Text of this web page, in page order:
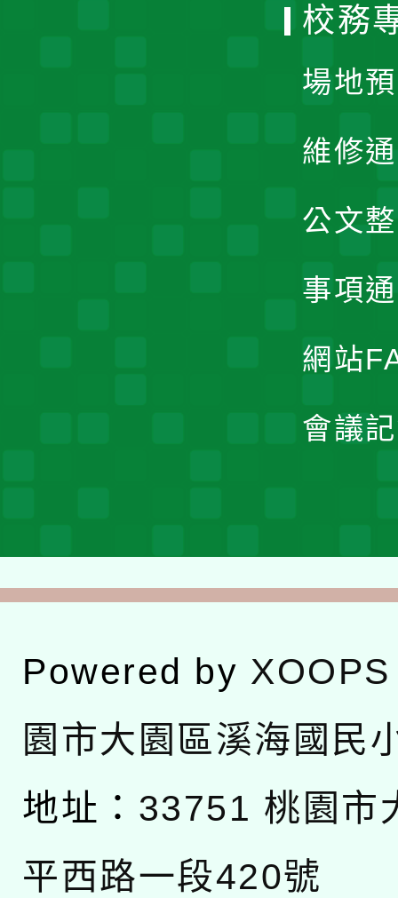
校務
場地
維修
公文
事項
網站
會議
Powered by XOOPS
園市大園區溪海國民
地址： 33751 桃園市
平西路一段420號